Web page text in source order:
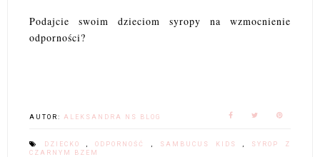
Podajcie swoim dzieciom syropy na wzmocnienie
odporności?
AUTOR: ALEKSANDRA NS BLOG
DZIECKO ,ODPORNOŚĆ SAMBUCUS KIDS
SYROP Z
CZARNYM BZEM